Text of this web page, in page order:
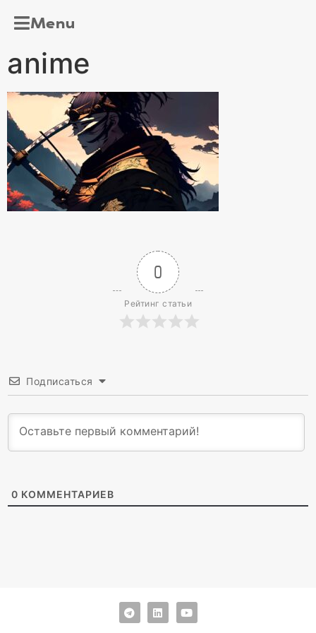
Menu
anime
0
Рейтинг статьи
Подписаться
0 КОММЕНТАРИЕВ